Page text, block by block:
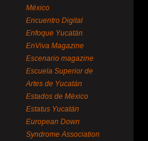
México
Encuentro Digital
Enfoque Yucatán
EnViva Magazine
Escenario magazine
Escuela Superior de
Artes de Yucatán
Estados de México
Estatus Yucatán
European Down
Syndrome Association